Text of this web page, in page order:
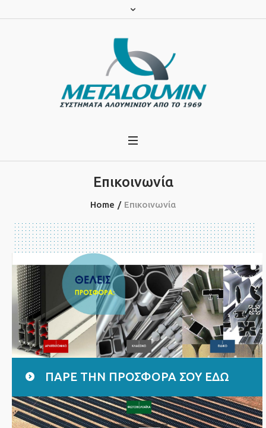
Επικοινωνία
Home / Επικοινωνία
ΠΑΡΕ ΤΗΝ ΠΡΟΣΦΟΡΑ ΣΟΥ ΕΔΩ